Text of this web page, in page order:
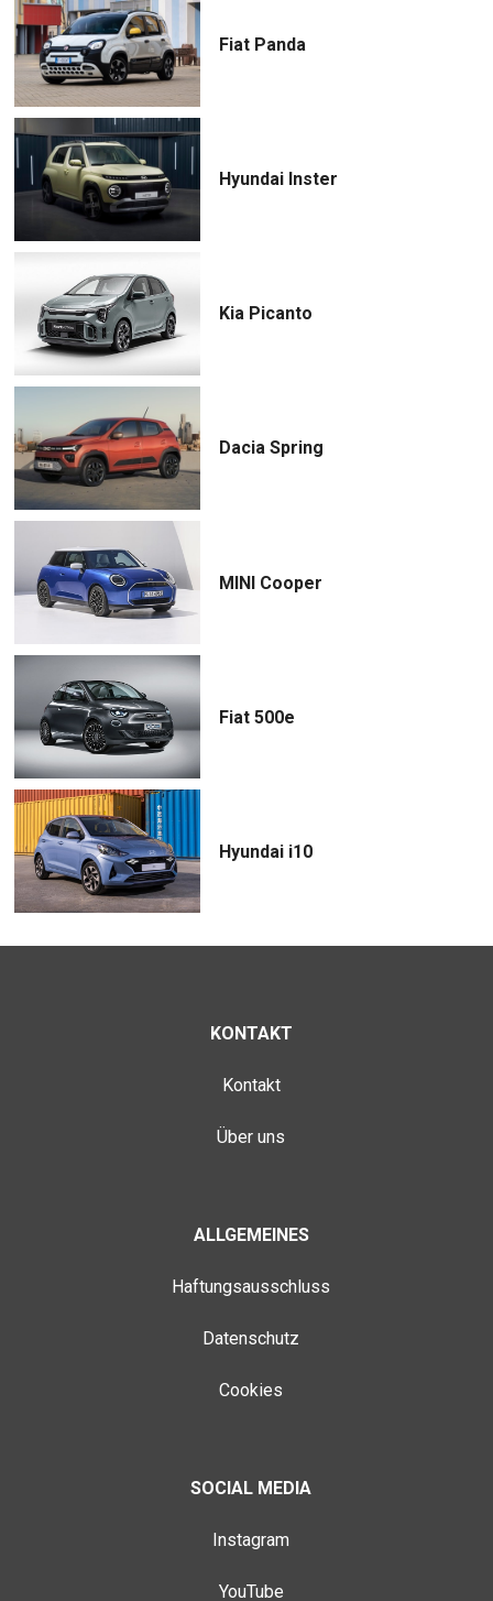
Fiat Panda
Hyundai Inster
Kia Picanto
Dacia Spring
MINI Cooper
Fiat 500e
Hyundai i10
KONTAKT
Kontakt
Über uns
ALLGEMEINES
Haftungsausschluss
Datenschutz
Cookies
SOCIAL MEDIA
Instagram
YouTube